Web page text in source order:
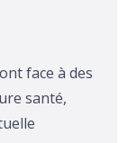
face à des
santé,